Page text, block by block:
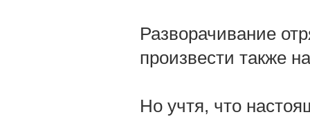
Разворачивание
произвести также
Но учтя, что